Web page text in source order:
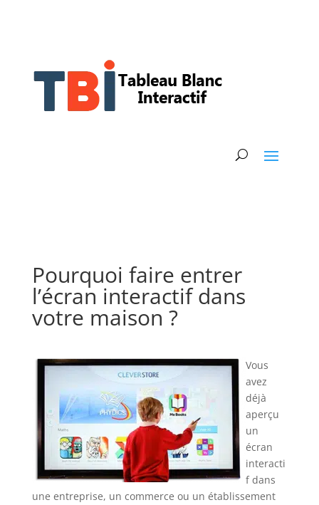
Pourquoi faire entrer
l’écran interactif dans
votre maison ?
Vous
avez
déjà
aperçu
un
écran
interacti
f dans
une entreprise, un commerce ou un établissement